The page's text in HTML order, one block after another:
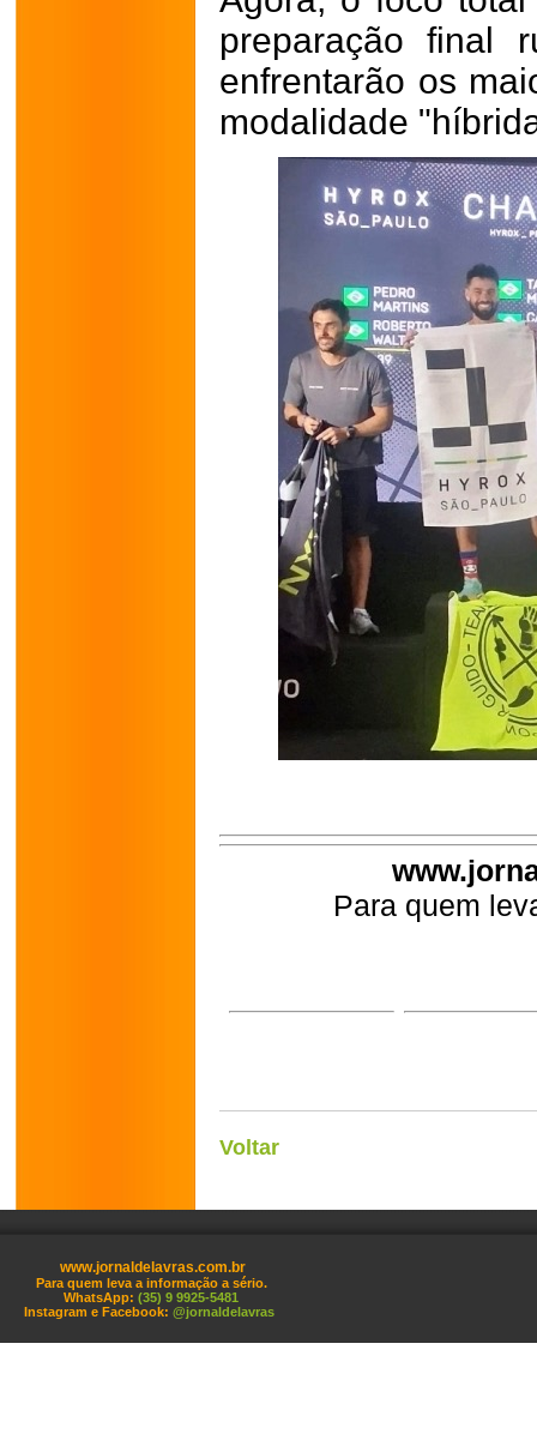
preparação final
enfrentarão os
modalidade
Para quem
Voltar
www.jornaldelavras.com.br
Para quem leva a informação a sério.
WhatsApp: (35) 9 9925-5481
Instagram e Facebook: @jornaldelavras